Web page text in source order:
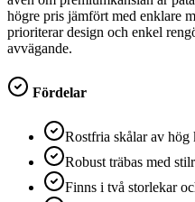
högre pris jämfört med enklare
prioriterar design och enkel
avvägande.
Fördelar
Rostfria skålar av
Robust träbas med
Finns i två storlekar